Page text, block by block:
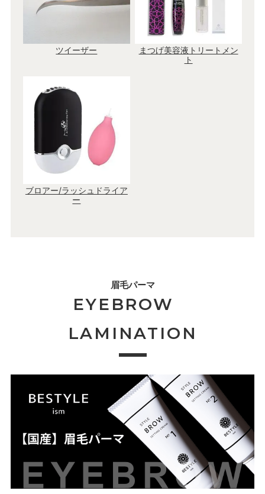
ツイーザー
まつげ美容液トリートメン
ト
ブロアー/ラッシュドライア
ー
眉毛パーマ
EYEBROW
LAMINATION